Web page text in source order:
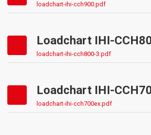
loadchart-ihi-cch900.pdf
Loadchart IHI-
loadchart-ihi-cch800-3.pdf
Loadchart IHI-
loadchart-ihi-cch700ex.pdf